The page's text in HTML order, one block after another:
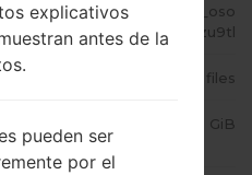
J710MN_1_20190810074727_oso
m4zu9tl
4 files
1.8 GiB
explicativos
antes de la
pueden ser
por el